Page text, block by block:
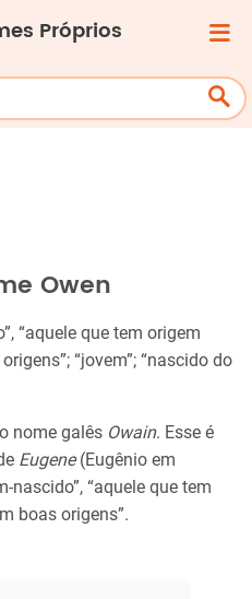
Próprios
Owen
“aquele que tem origem
“jovem”; “nascido do
nome galês Owain. Esse é
Eugene(Eugênio em
nascido”, “aquele que tem
boas origens”.